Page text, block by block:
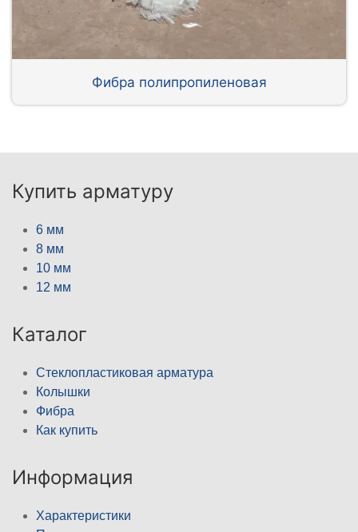
Фибра полипропиленовая
Купить арматуру
6 мм
8 мм
10 мм
12 мм
Каталог
Стеклопластиковая арматура
Колышки
Фибра
Как купить
Информация
Характеристики